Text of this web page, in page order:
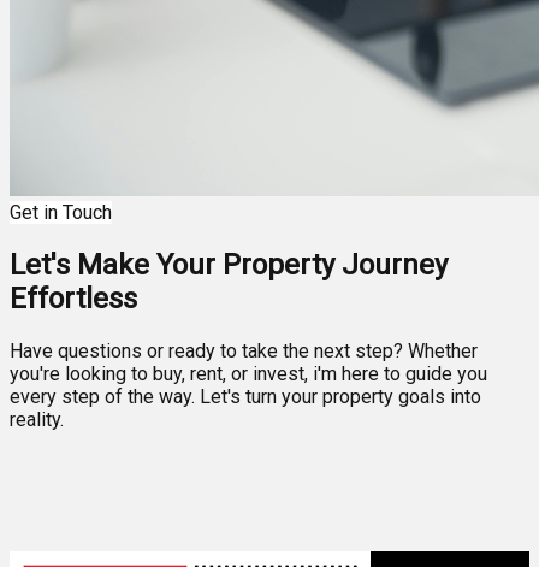
Get in Touch
Let's Make Your Property Journey
Effortless
Have questions or ready to take the next step? Whether
you're looking to buy, rent, or invest, i'm here to guide you
every step of the way. Let's turn your property goals into
reality.